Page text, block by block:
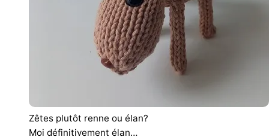
Zêtes plutôt renne ou élan?
Moi définitivement élan…